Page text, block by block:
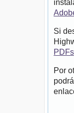
Si
PDFs
Por